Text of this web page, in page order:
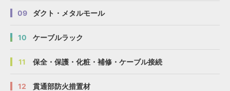
09 ダクト・メタルモール
10 ケーブルラック
11 保全・保護・化粧・補修・ケーブル接続
12 貫通部防火措置材